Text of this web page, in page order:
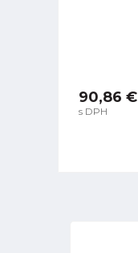
90,86 €
s DPH